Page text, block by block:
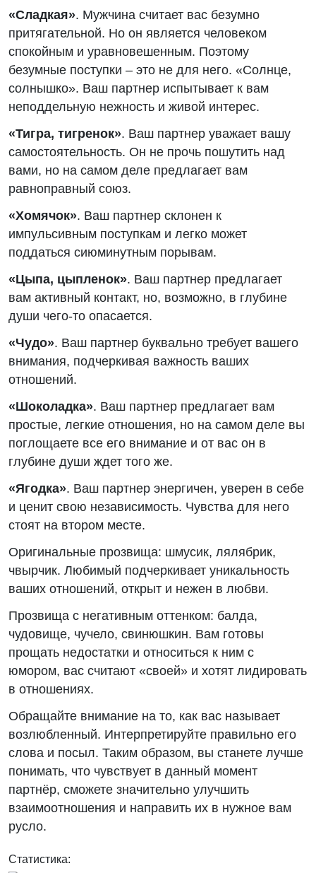
«Сладкая». Мужчина считает вас безумно
притягательной. Но он является человеком
спокойным и уравновешенным. Поэтому
безумные поступки – это не для него. «Солнце,
солнышко». Ваш партнер испытывает к вам
неподдельную нежность и живой интерес.
«Тигра, тигренок». Ваш партнер уважает вашу
самостоятельность. Он не прочь пошутить над
вами, но на самом деле предлагает вам
равноправный союз.
«Хомячок». Ваш партнер склонен к
импульсивным поступкам и легко может
поддаться сиюминутным порывам.
«Цыпа, цыпленок». Ваш партнер предлагает
вам активный контакт, но, возможно, в глубине
души чего-то опасается.
«Чудо». Ваш партнер буквально требует вашего
внимания, подчеркивая важность ваших
отношений.
«Шоколадка». Ваш партнер предлагает вам
простые, легкие отношения, но на самом деле вы
поглощаете все его внимание и от вас он в
глубине души ждет того же.
«Ягодка». Ваш партнер энергичен, уверен в себе
и ценит свою независимость. Чувства для него
стоят на втором месте.
Оригинальные прозвища: шмусик, лялябрик,
чвырчик. Любимый подчеркивает уникальность
ваших отношений, открыт и нежен в любви.
Прозвища с негативным оттенком: балда,
чудовище, чучело, свинюшкин. Вам готовы
прощать недостатки и относиться к ним с
юмором, вас считают «своей» и хотят лидировать
в отношениях.
Обращайте внимание на то, как вас называет
возлюбленный. Интерпретируйте правильно его
слова и посыл. Таким образом, вы станете лучше
понимать, что чувствует в данный момент
партнёр, сможете значительно улучшить
взаимоотношения и направить их в нужное вам
русло.
Статистика: